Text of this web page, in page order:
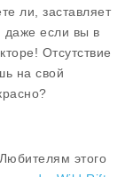
ли, заставляет
даже если вы в
Отсутствие
на свой
этого